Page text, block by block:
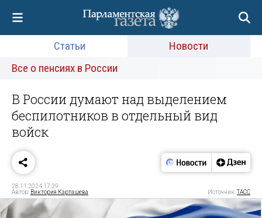
Статьи
Новости
Все о пенсиях в России
В России думают над выделением
беспилотников в отдельный вид
войск
28.11.2024 17:29
Автор: Виктория Карташева Источник:ТАСС